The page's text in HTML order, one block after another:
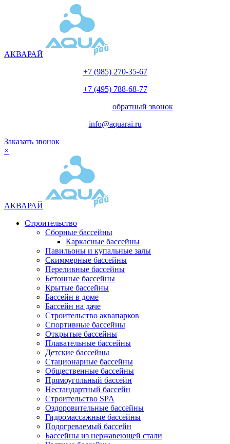
АКВАРАЙ
+7 (985) 270-35-67
+7 (495) 788-68-77
обратный звонок
info@aquarai.ru
Заказать звонок
×
АКВАРАЙ
Строительство
Сборные бассейны
Каркасные бассейны
Павильоны и купальные залы
Скиммерные бассейны
Переливные бассейны
Бетонные бассейны
Крытые бассейны
Бассейн в доме
Бассейн на даче
Строительство аквапарков
Спортивные бассейны
Открытые бассейны
Плавательные бассейны
Детские бассейны
Стационарные бассейны
Общественные бассейны
Прямоугольный бассейн
Нестандартный бассейн
Строительство SPA
Оздоровительные бассейны
Гидромассажные бассейны
Подогреваемый бассейн
Бассейны из нержавеющей стали